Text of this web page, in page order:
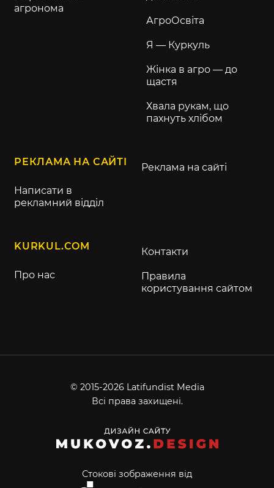
агронома
АгроОсвіта
Я — Куркуль
Жінка в агро — до
щастя
Хвала рукам, що
пахнуть хлібом
РЕКЛАМА НА САЙТІ
Написати в
рекламний відділ
Реклама на сайті
KURKUL.COM
Про нас
Контакти
Правила
користування сайтом
© 2015-2026 Latifundist Media
Всі права захищені.
Стокові зображення від